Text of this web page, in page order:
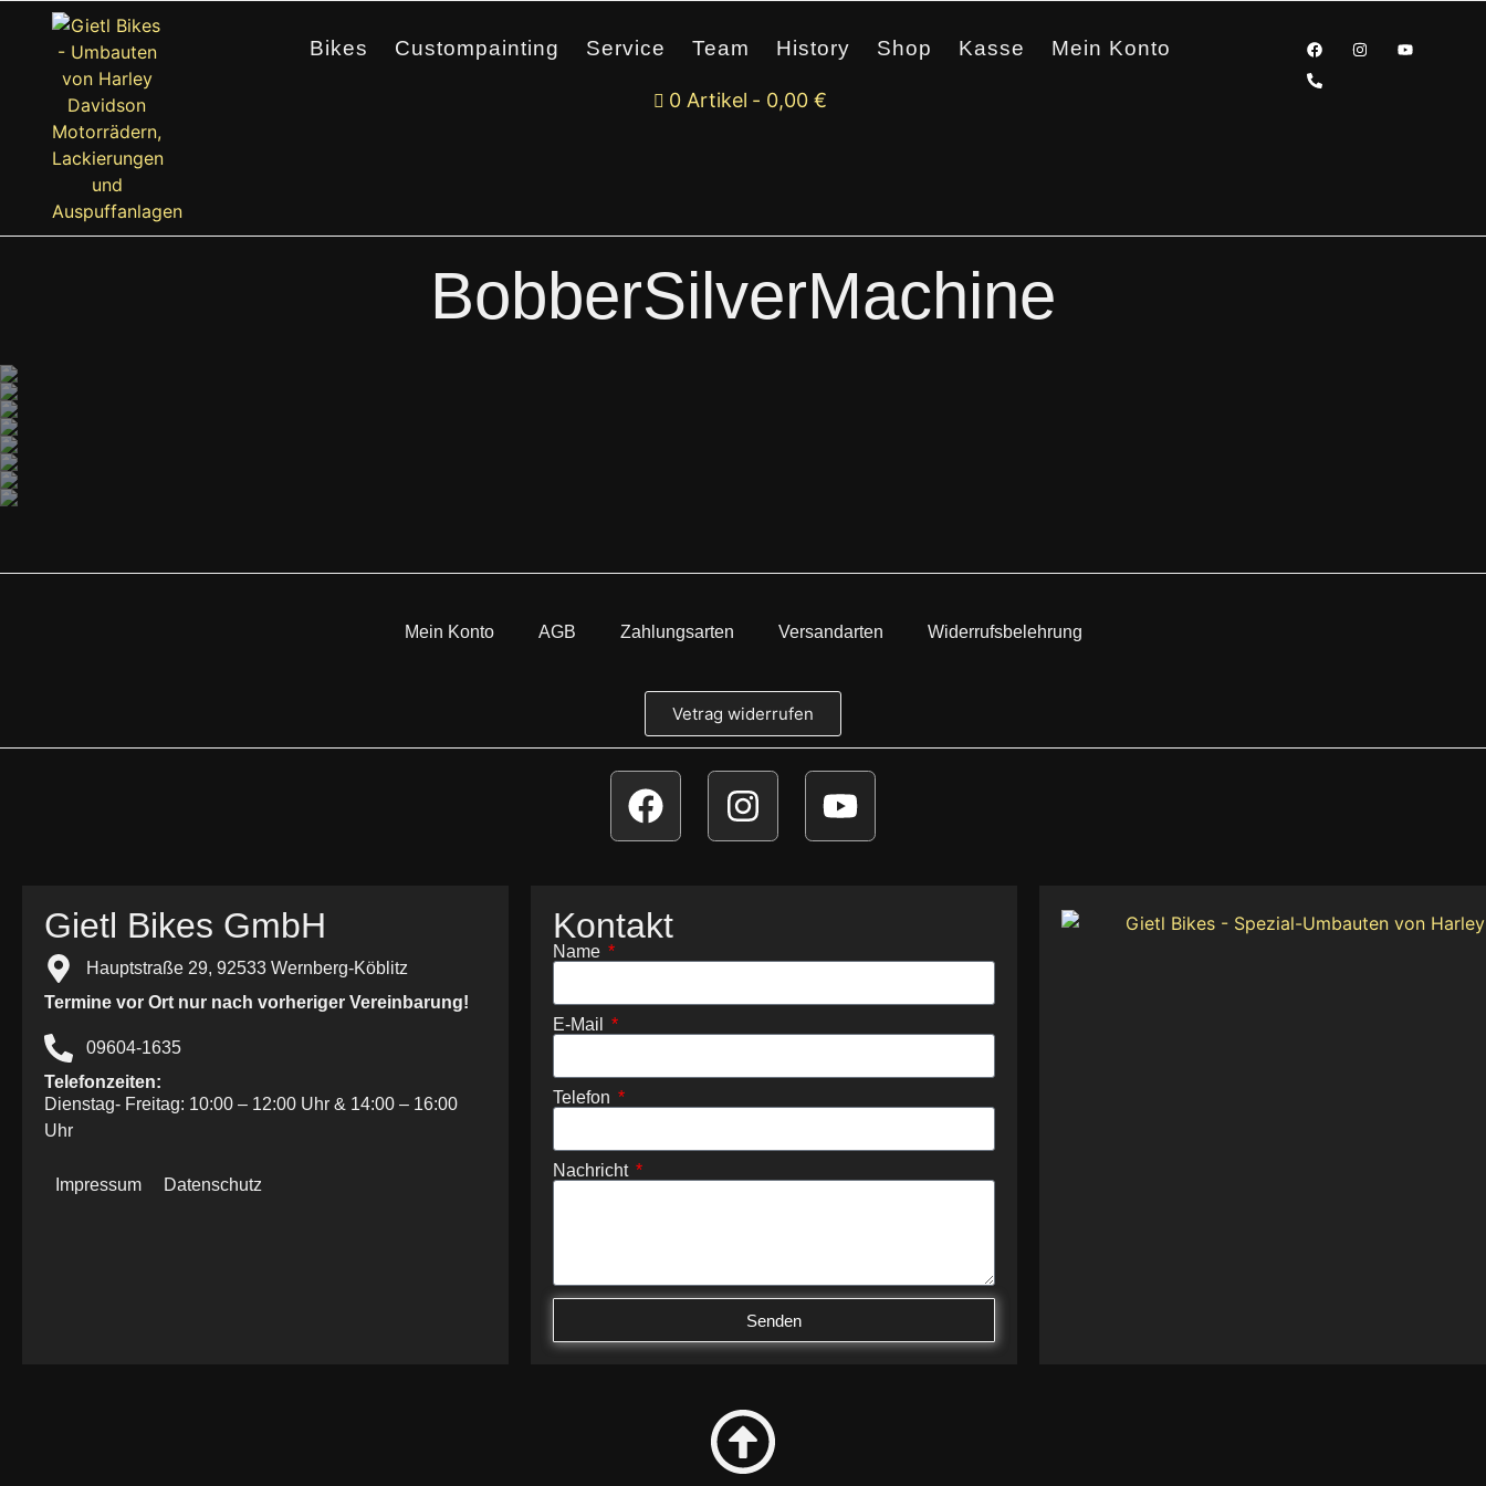
Bikes Custompainting Service Team History Shop Kasse Mein Konto
0 Artikel 0,00 €
BobberSilverMachine
Mein Konto AGB Zahlungsarten Versandarten Widerrufsbelehrung
Vetrag widerrufen
Gietl Bikes GmbH
Hauptstraße 29, 92533 Wernberg-Köblitz
Termine vor Ort nur nach vorheriger Vereinbarung!
09604-1635
Telefonzeiten:
Dienstag- Freitag: 10:00 – 12:00 Uhr & 14:00 – 16:00
Uhr
Impressum Datenschutz
Kontakt
Name
E-Mail
Telefon
Nachricht
Senden